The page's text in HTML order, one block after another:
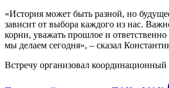
«История может быть разной, но
зависит от выбора каждого из нас.
корни, уважать прошлое и
мы делаем сегодня», – сказал
Встречу организовал